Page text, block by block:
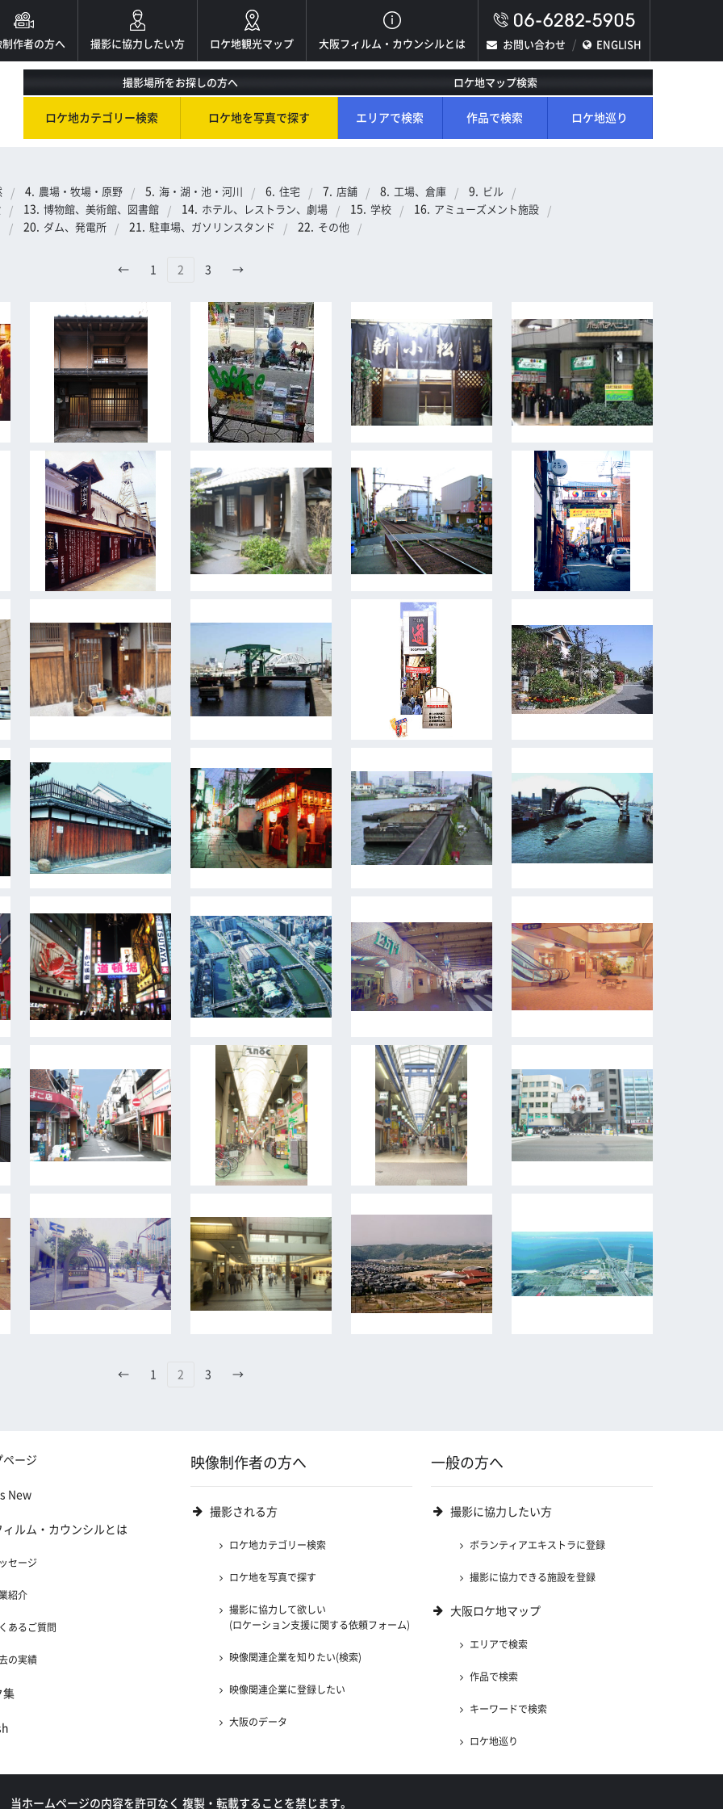
制作者の方へ 撮影に協力したい方 ロケ地観光マップ 大阪フィルム・カウンシルとは お問い合わせ ENGLISH
撮影場所をお探しの方へ
ロケ地カテゴリー検索 ロケ地を写真で探す
ロケ地マップ検索
エリアで検索 作品で検索 ロケ地巡り
農場・牧場・原野 海・湖・池・河川 住宅 店舗 工場、倉庫
ビル
博物館、美術館、図書館 ホテル、レストラン、劇場 学校
アミューズメント施設
ダム、発電所 駐車場、ガソリンスタンド その他
← 1 2 3 →
← 1 2 3 →
ページ
New
ィルム・カウンシルとは
セージ
紹介
あるご質問
の実績
集
映像制作者の方へ
撮影される方
ロケ地カテゴリー検索
ロケ地を写真で探す
撮影に協力して欲しい
(ロケーション支援に関する依頼フォーム)
映像関連企業を知りたい(検索)
映像関連企業に登録したい
大阪のデータ
一般の方へ
撮影に協力したい方
ボランティアエキストラに登録
撮影に協力できる施設を登録
大阪ロケ地マップ
エリアで検索
作品で検索
キーワードで検索
ロケ地巡り
当ホームページの内容を許可なく 複製・転載することを禁じます。